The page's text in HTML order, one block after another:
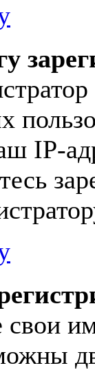
IP-
свои